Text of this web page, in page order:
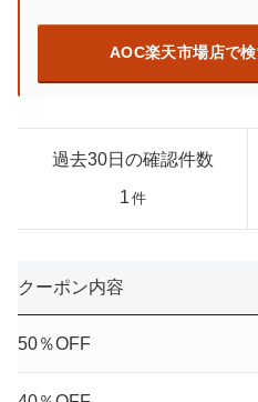
AOC楽天市場店で検
過去30日の確認件数
1件
クーポン内容
50％OFF